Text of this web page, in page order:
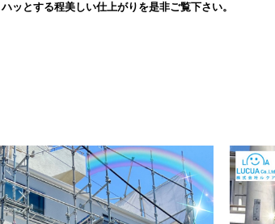
ッとする程美しい仕上がりを是非ご覧下さい。